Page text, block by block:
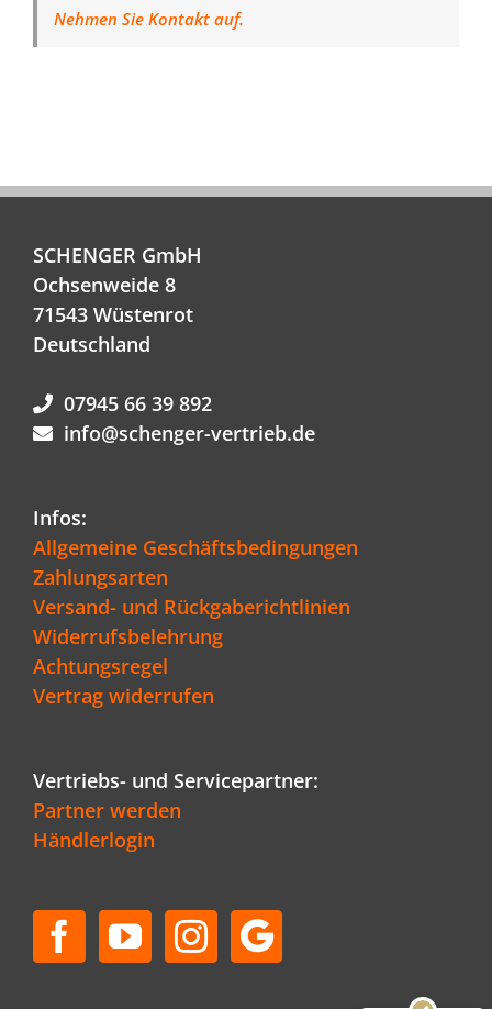
Nehmen Sie Kontakt auf.
SCHENGER GmbH
Ochsenweide 8
71543 Wüstenrot
Deutschland
07945 66 39 892
info@schenger-vertrieb.de
Infos:
Allgemeine Geschäftsbedingungen
Zahlungsarten
Versand- und Rückgaberichtlinien
Widerrufsbelehrung
Achtungsregel
Vertrag widerrufen
Vertriebs- und Servicepartner:
Partner werden
Händlerlogin
SEHR GUT